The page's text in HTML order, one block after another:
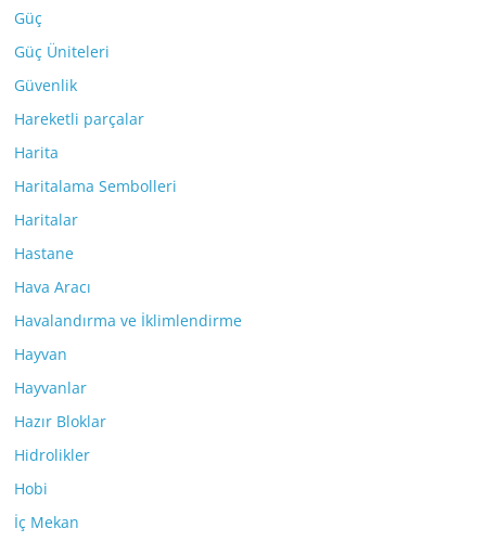
Güç
Güç Üniteleri
Güvenlik
Hareketli parçalar
Harita
Haritalama Sembolleri
Haritalar
Hastane
Hava Aracı
Havalandırma ve İklimlendirme
Hayvan
Hayvanlar
Hazır Bloklar
Hidrolikler
Hobi
İç Mekan